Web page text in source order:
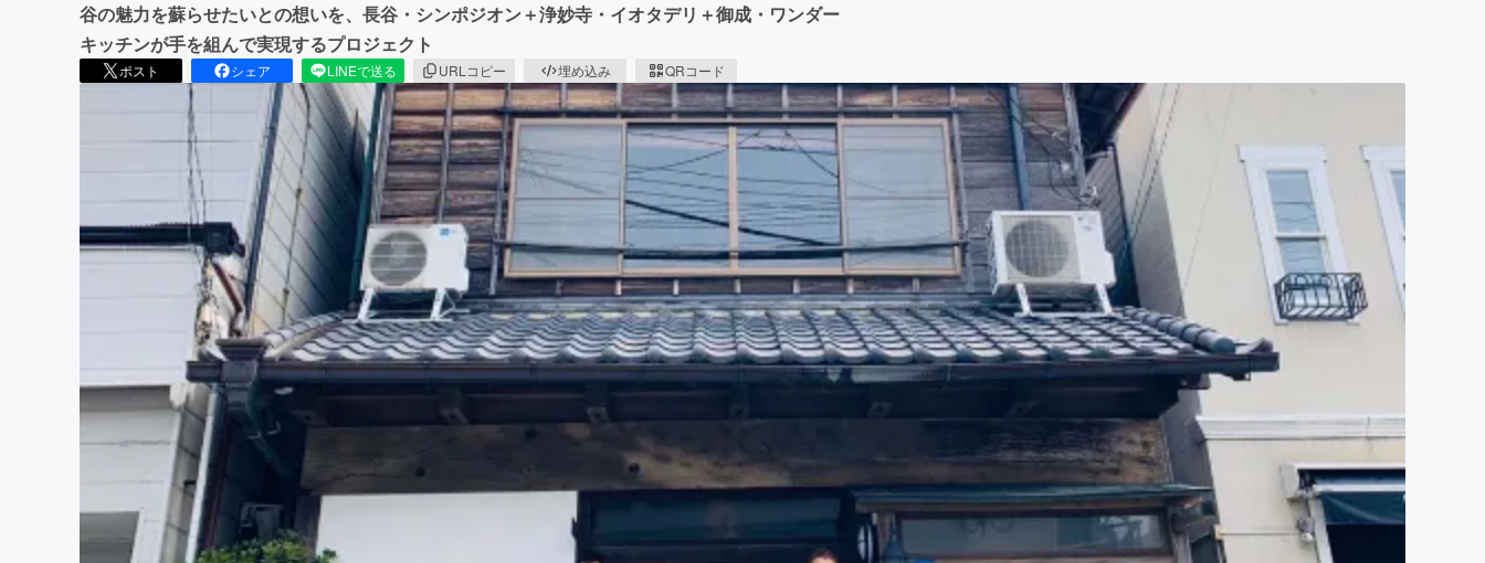
谷の魅力を蘇らせたいとの想いを、長谷・シンポジオン＋浄妙寺・イオタデリ＋御成・ワンダー
キッチンが手を組んで実現するプロジェクト
ポスト シェア LINEで送る URLコピー 埋め込み QRコード